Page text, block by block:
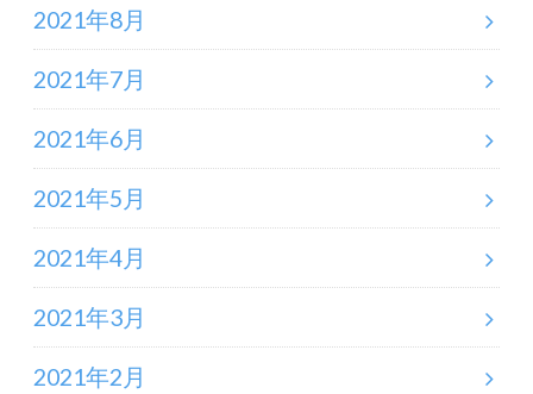
2021年8月
2021年7月
2021年6月
2021年5月
2021年4月
2021年3月
2021年2月